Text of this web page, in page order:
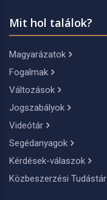
Mit hol találok?
Magyarázatok
Fogalmak
Változások
Jogszabályok
Videótár
Segédanyagok
Kérdések-válaszok
Közbeszerzési Tudástár